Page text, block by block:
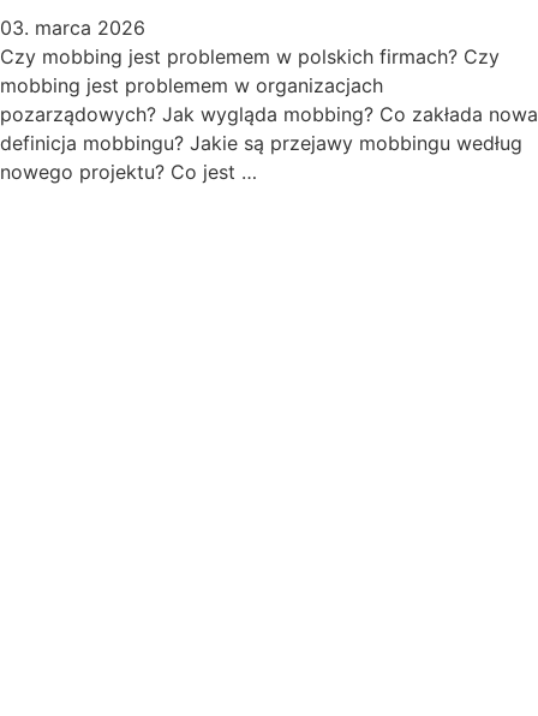
03. marca 2026
Czy mobbing jest problemem w polskich firmach? Czy
mobbing jest problemem w organizacjach
pozarządowych? Jak wygląda mobbing? Co zakłada nowa
definicja mobbingu? Jakie są przejawy mobbingu według
nowego projektu? Co jest …